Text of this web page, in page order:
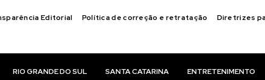
Editorial Política de correção e retratação Diretrizes
RIO GRANDE DO SUL SANTA CATARINA ENTRETENIMENTO